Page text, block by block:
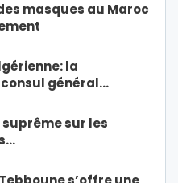
masques au Maroc
la
général…
suprême sur les